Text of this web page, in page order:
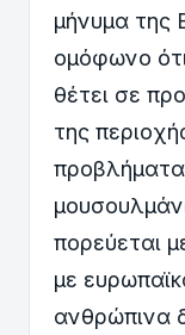
μήνυμα της
ομόφωνο
θέτει σε
της
πορεύεται
με
ανθρώπινα